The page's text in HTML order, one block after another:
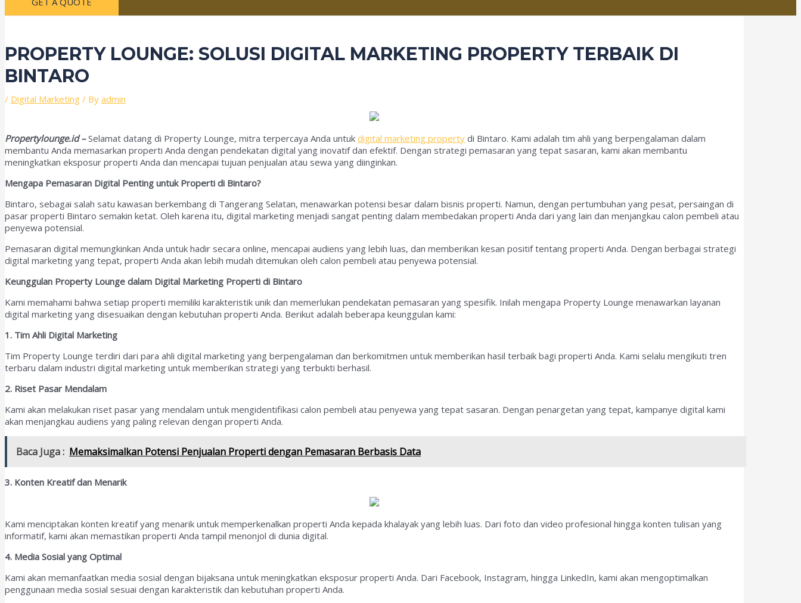
PROPERTY LOUNGE: SOLUSI DIGITAL MARKETING PROPERTY TERBAIK DI
BINTARO
/ Digital Marketing / By admin
Propertylounge.id –Selamat datang di Property Lounge, mitra terpercaya Anda untuk digital marketing property di Bintaro. Kami adalah tim ahli yang berpengalaman dalam
membantu Anda memasarkan properti Anda dengan pendekatan digital yang inovatif dan efektif. Dengan strategi pemasaran yang tepat sasaran, kami akan membantu
meningkatkan eksposur properti Anda dan mencapai tujuan penjualan atau sewa yang diinginkan.
Mengapa Pemasaran Digital Penting untuk Properti di Bintaro?
Bintaro, sebagai salah satu kawasan berkembang di Tangerang Selatan, menawarkan potensi besar dalam bisnis properti. Namun, dengan pertumbuhan yang pesat, persaingan di
pasar properti Bintaro semakin ketat. Oleh karena itu, digital marketing menjadi sangat penting dalam membedakan properti Anda dari yang lain dan menjangkau calon pembeli atau
penyewa potensial.
Pemasaran digital memungkinkan Anda untuk hadir secara online, mencapai audiens yang lebih luas, dan memberikan kesan positif tentang properti Anda. Dengan berbagai strategi
digital marketing yang tepat, properti Anda akan lebih mudah ditemukan oleh calon pembeli atau penyewa potensial.
Keunggulan Property Lounge dalam Digital Marketing Properti di Bintaro
Kami memahami bahwa setiap properti memiliki karakteristik unik dan memerlukan pendekatan pemasaran yang spesifik. Inilah mengapa Property Lounge menawarkan layanan
digital marketing yang disesuaikan dengan kebutuhan properti Anda. Berikut adalah beberapa keunggulan kami:
1. Tim Ahli Digital Marketing
Tim Property Lounge terdiri dari para ahli digital marketing yang berpengalaman dan berkomitmen untuk memberikan hasil terbaik bagi properti Anda. Kami selalu mengikuti tren
terbaru dalam industri digital marketing untuk memberikan strategi yang terbukti berhasil.
2. Riset Pasar Mendalam
Kami akan melakukan riset pasar yang mendalam untuk mengidentifikasi calon pembeli atau penyewa yang tepat sasaran. Dengan penargetan yang tepat, kampanye digital kami
akan menjangkau audiens yang paling relevan dengan properti Anda.
Baca Juga : Memaksimalkan Potensi Penjualan Properti dengan Pemasaran Berbasis Data
3. Konten Kreatif dan Menarik
Kami menciptakan konten kreatif yang menarik untuk memperkenalkan properti Anda kepada khalayak yang lebih luas. Dari foto dan video profesional hingga konten tulisan yang
informatif, kami akan memastikan properti Anda tampil menonjol di dunia digital.
4. Media Sosial yang Optimal
Kami akan memanfaatkan media sosial dengan bijaksana untuk meningkatkan eksposur properti Anda. Dari Facebook, Instagram, hingga LinkedIn, kami akan mengoptimalkan
penggunaan media sosial sesuai dengan karakteristik dan kebutuhan properti Anda.